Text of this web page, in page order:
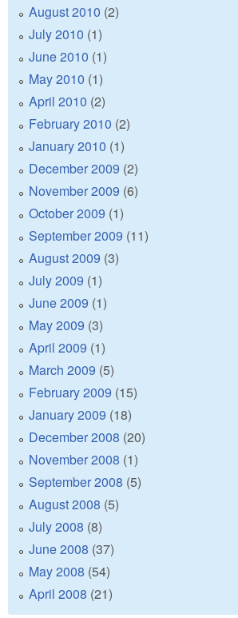
August 2010 (2)
July 2010 (1)
June 2010 (1)
May 2010 (1)
April 2010 (2)
February 2010 (2)
January 2010 (1)
December 2009 (2)
November 2009 (6)
October 2009 (1)
September 2009 (11)
August 2009 (3)
July 2009 (1)
June 2009 (1)
May 2009 (3)
April 2009 (1)
March 2009 (5)
February 2009 (15)
January 2009 (18)
December 2008 (20)
November 2008 (1)
September 2008 (5)
August 2008 (5)
July 2008 (8)
June 2008 (37)
May 2008 (54)
April 2008 (21)